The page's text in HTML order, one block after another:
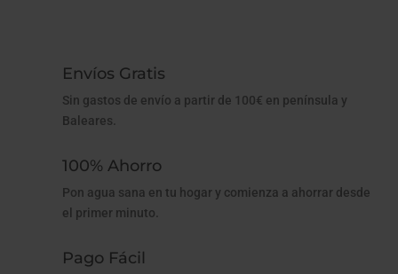
Envíos Gratis
Sin gastos de envío a partir de 100€ en península y
Baleares.
100% Ahorro
Pon agua sana en tu hogar y comienza a ahorrar desde
el primer minuto.
Pago Fácil